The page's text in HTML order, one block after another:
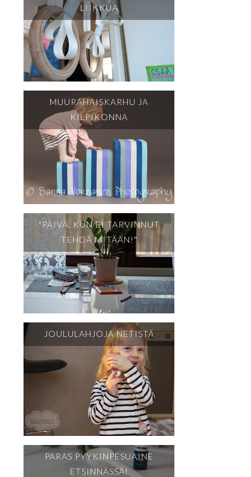
LIIKKUA
MUURAHAISKARHU JA
KILPIKONNA
"PÄIVÄ, KUN EI TARVINNUT
TEHDÄ MITÄÄN!"
JOULULAHJOJA NETISTÄ
PARAS PYYKINPESUAINE
ETSINNÄSSÄ!